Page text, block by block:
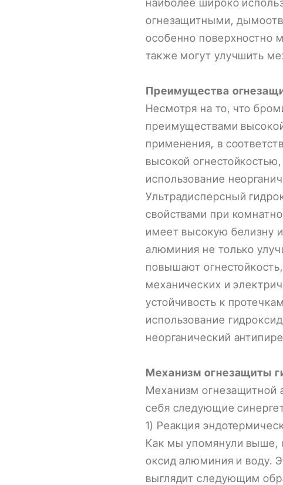
наиболее широко
огнезащитными,
особенно поверхностно
также могут улучшить
Преимущества
Несмотря на то, что
преимуществами
применения, в
высокой
использование
Ультрадисперсный
свойствами при
имеет высокую белизну
алюминия не только
повышают
механических и
устойчивость к
использование
неорганический
Механизм огнезащиты
Механизм огнезащитной
себя следующие
1) Реакция
Как мы упомянули выше,
оксид алюминия и воду.
выглядит следующим